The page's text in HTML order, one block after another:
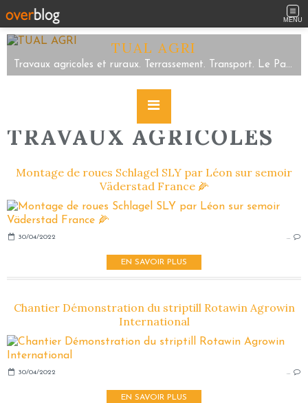
MENU
TUAL AGRI
Travaux agricoles et ruraux. Terrassement. Transport. Le Parc/Sartilly Baie Bocage/Servon. Tel 02.33.48.59.63
TRAVAUX AGRICOLES
Montage de roues Schlagel SLY par Léon sur semoir
Väderstad France 🌽
30/04/2022 …
EN SAVOIR PLUS
Chantier Démonstration du striptill Rotawin Agrowin
International
30/04/2022 …
EN SAVOIR PLUS